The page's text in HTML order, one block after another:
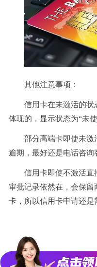
其他注意事项：
信用卡在未激活的状
体现的，显示状态为“未使
部分高端卡即使未激
逾期，最好还是电话咨询
信用卡即使不激活直
审批记录依然在，会保
卡，所以信用卡申请还是